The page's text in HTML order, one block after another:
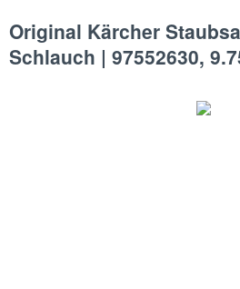
Original Kärcher
Schlauch | 97552630,